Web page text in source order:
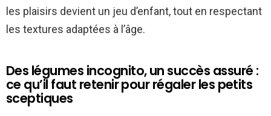
les plaisirs devient un jeu d’enfant, tout en respectant
les textures adaptées à l’âge.
Des légumes incognito, un succès assuré :
ce qu’il faut retenir pour régaler les petits
sceptiques